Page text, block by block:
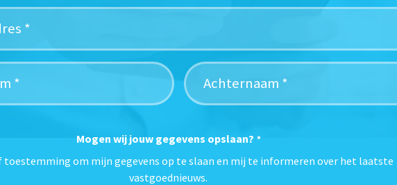
Mogen wij jouw gegevens opslaan? *
toestemming om mijn gegevens op te slaan en mij te informeren over het laatste
vastgoednieuws.